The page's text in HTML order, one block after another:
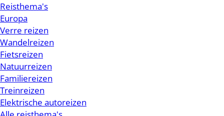
Reisthema's
Europa
Verre reizen
Wandelreizen
Fietsreizen
Natuurreizen
Familiereizen
Treinreizen
Elektrische autoreizen